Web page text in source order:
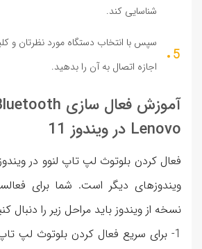
شناسایی کند.
سپس با انتخاب دستگاه مورد نظرتان و
اجازه اتصال به آن را بدهید.
Lenovo در ویندوز 11
ویندوزهای دیگر است. شما برای
نسخه از ویندوز باید مراحل زیر را دنبال